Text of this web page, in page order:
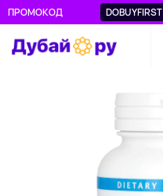
ПРОМОКОД DOBUYFIRST